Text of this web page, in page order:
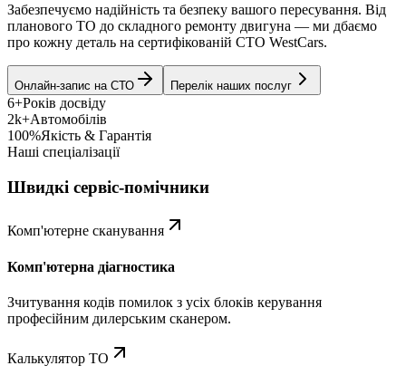
Забезпечуємо надійність та безпеку вашого пересування. Від
планового ТО до складного ремонту двигуна — ми дбаємо
про кожну деталь на сертифікованій СТО WestCars.
Онлайн-запис на СТО Перелік наших послуг
6+Років досвіду
2k+Автомобілів
100%Якість & Гарантія
Наші спеціалізації
Швидкі сервіс-помічники
Комп'ютерне сканування
Комп'ютерна діагностика
Зчитування кодів помилок з усіх блоків керування
професійним дилерським сканером.
Калькулятор ТО